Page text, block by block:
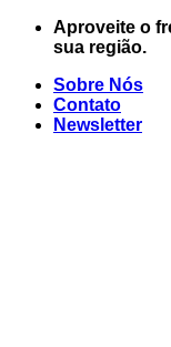
Skip
Aproveite o
sua região.
Sobre Nós
Contato
Newsletter